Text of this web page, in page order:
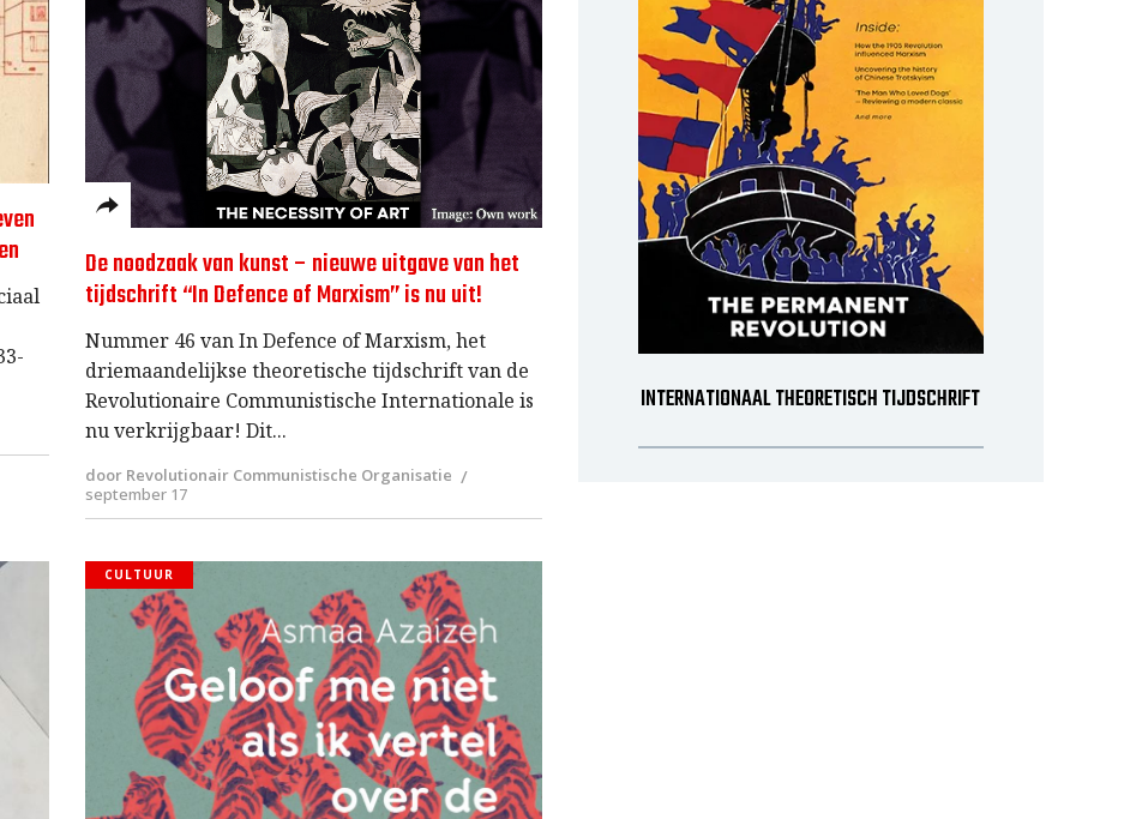
De noodzaak van kunst – nieuwe uitgave van het
tijdschrift “In Defence of Marxism” is nu uit!
Nummer 46 van In Defence of Marxism, het
driemaandelijkse theoretische tijdschrift van de
Revolutionaire Communistische Internationale is
nu verkrijgbaar! Dit
door Revolutionair Communistische Organisatie
september 17
CULTUUR
INTERNATIONAAL THEORETISCH TIJDSCHRIFT